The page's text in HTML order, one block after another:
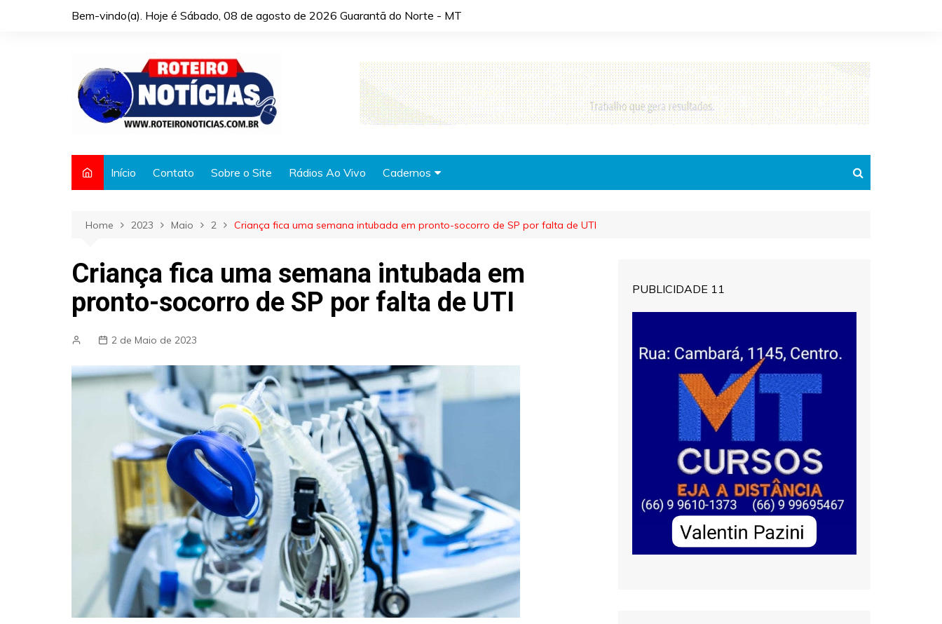
Bem-vindo(a). Hoje é Sábado, 08 de agosto de 2026 Guarantã do Norte - MT
Início Contato Sobre o Site Rádios Ao Vivo Cadernos
Automóveis
Cidades
Cultura
Fama e TV
Justiça
Mundo
Política
Saúde
Home 2023 Maio 2 Criança fica uma semana intubada em pronto-socorro de SP por falta de UTI
Criança fica uma semana intubada em
pronto-socorro de SP por falta de UTI
2 de Maio de 2023
PUBLICIDADE 11